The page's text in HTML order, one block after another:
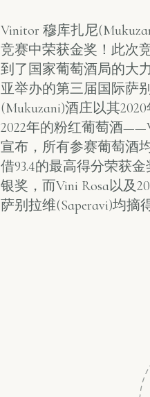
Vinitor 穆库扎尼
竞赛中荣获金奖！此次
到了国家葡萄酒局的大
亚举办的第三届国际萨
(Mukuzani)酒庄以其
2022年的粉红葡萄酒
宣布，所有参赛葡萄酒
借93.4的最高得分荣获
银奖，而Vini Rosa以及
萨别拉维(Saperavi)均摘